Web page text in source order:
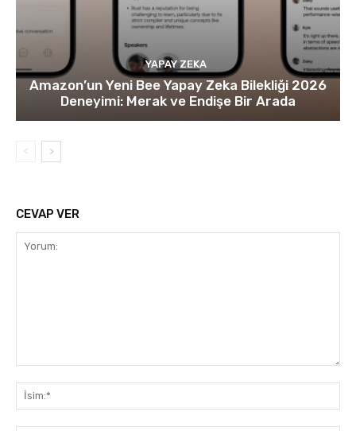
YAPAY ZEKA
Amazon’un Yeni Bee Yapay Zeka Bilekliği 2026
Deneyimi: Merak ve Endişe Bir Arada
CEVAP VER